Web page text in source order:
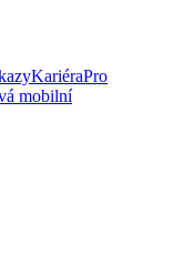
KariéraPro
mobilní